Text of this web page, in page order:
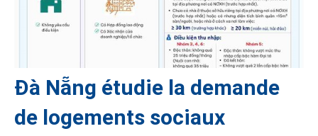
Đà Nẵng étudie la demande
de logements sociaux